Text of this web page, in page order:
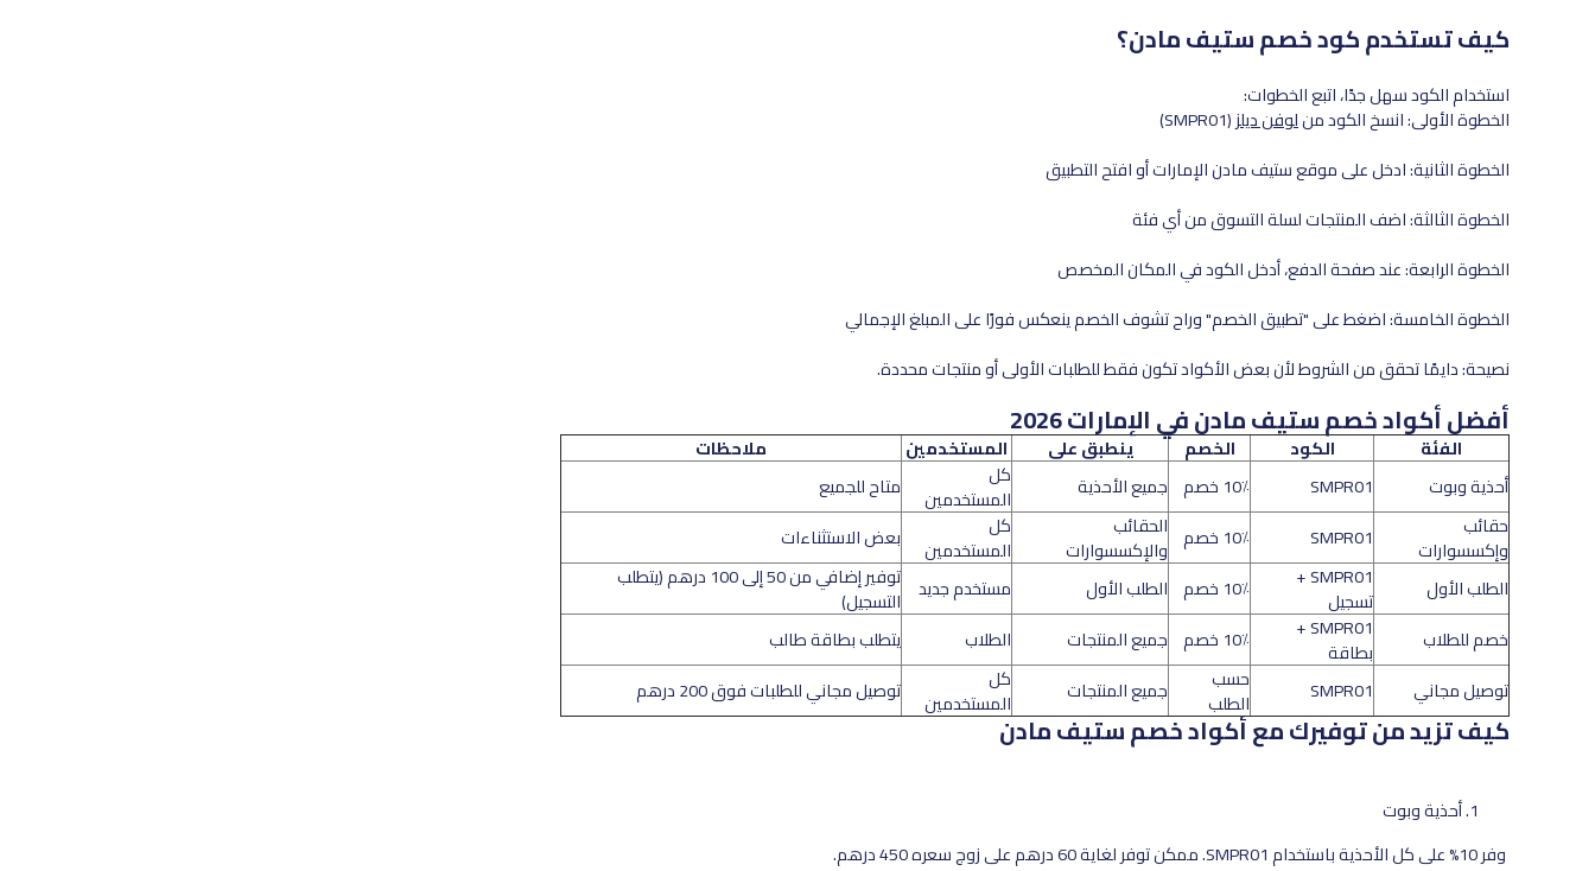
كيف تستخدم كود خصم ستيف مادن؟
استخدام الكود سهل جدًا، اتبع الخطوات:
الخطوة الأولى: انسخ الكود منلوفن ديلز(SMPR01)
الخطوة الثانية: ادخل على موقع ستيف مادن الإمارات أو افتح التطبيق
الخطوة الثالثة: اضف المنتجات لسلة التسوق من أي فئة
الخطوة الرابعة: عند صفحة الدفع، أدخل الكود في المكان المخصص
الخطوة الخامسة: اضغط على "تطبيق الخصم" وراح تشوف الخصم ينعكس فورًا على المبلغ الإجمالي
نصيحة: دايمًا تحقق من الشروط لأن بعض الأكواد تكون فقط للطلبات الأولى أو منتجات محددة.
أفضل أكواد خصم ستيف مادن في الإمارات 2026
الفئة الكود الخصم ينطبق على المستخدمين
ملاحظات
أحذية وبوت
SMPR01 10٪ خصم جميع الأحذية كل
المستخدمين
متاح للجميع
حقائب
وإكسسوارات SMPR01 10٪ خصم الحقائب
والإكسسوارات
كل
المستخدمين
بعض الاستثناءات
الطلب الأول
SMPR01 +
تسجيل 10٪ خصم الطلب الأول مستخدم جديد توفير إضافي من 50 إلى 100 درهم (يتطلب
التسجيل)
خصم للطلاب
SMPR01 +
بطاقة 10٪ خصم جميع المنتجات الطلاب
يتطلب بطاقة طالب
توصيل مجاني
SMPR01 حسب
الطلب جميع المنتجات كل
المستخدمين توصيل مجاني للطلبات فوق 200 درهم
كيف تزيد من توفيرك مع أكواد خصم ستيف مادن
أحذية وبوت
وفر 10% على كل الأحذية باستخدام SMPR01. ممكن توفر لغاية 60 درهم على زوج سعره 450 درهم.